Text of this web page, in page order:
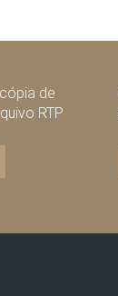
de
RTP